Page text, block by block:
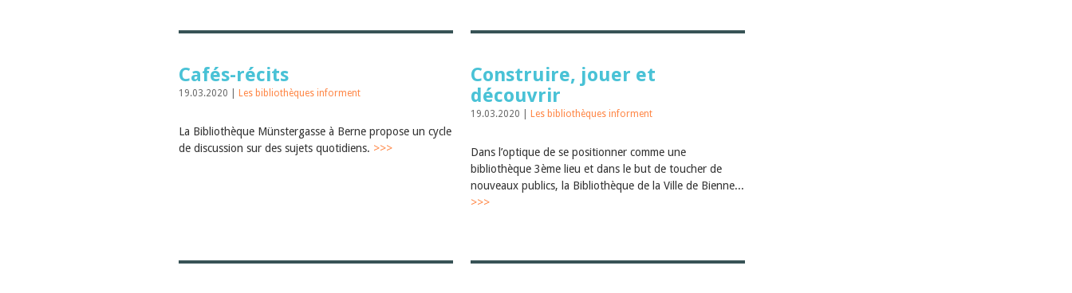
Cafés-récits
19.03.2020 | Les bibliothèques informent
La Bibliothèque Münstergasse à Berne propose un cycle
de discussion sur des sujets quotidiens. >>>
Construire, jouer et
découvrir
19.03.2020 | Les bibliothèques informent
Dans l’optique de se positionner comme une
bibliothèque 3ème lieu et dans le but de toucher de
nouveaux publics, la Bibliothèque de la Ville de Bienne...
>>>